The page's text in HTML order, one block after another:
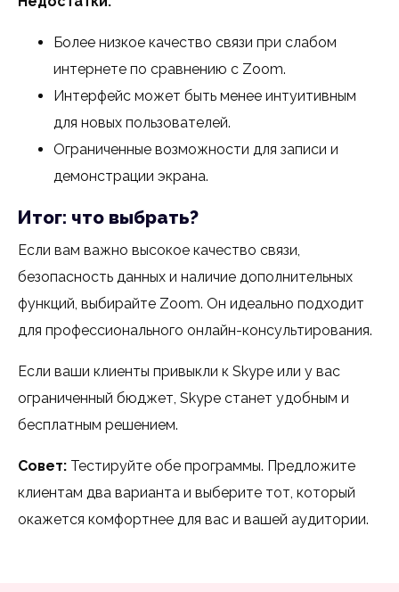
Более низкое качество связи при слабом
интернете по сравнению с Zoom.
Интерфейс может быть менее интуитивным
для новых пользователей.
Ограниченные возможности для записи и
демонстрации экрана.
Итог: что выбрать?
Если вам важно высокое качество связи,
безопасность данных и наличие дополнительных
функций, выбирайте Zoom. Он идеально подходит
для профессионального онлайн-консультирования.
Если ваши клиенты привыкли к Skype или у вас
ограниченный бюджет, Skype станет удобным и
бесплатным решением.
Совет: Тестируйте обе программы. Предложите
клиентам два варианта и выберите тот, который
окажется комфортнее для вас и вашей аудитории.